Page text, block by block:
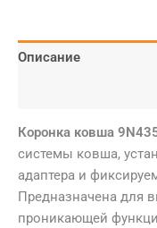
Описание
Коронка ковша
системы ковша,
адаптера и
Предназначена для
проникающей